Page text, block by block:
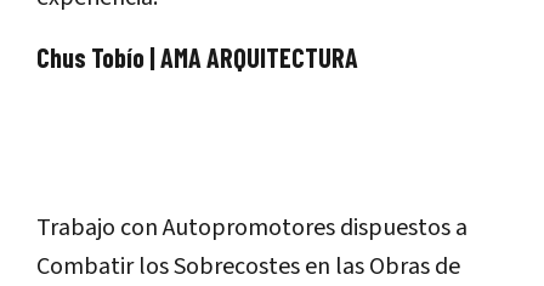
Chus Tobío | AMA ARQUITECTURA
Trabajo con Autopromotores dispuestos a
Combatir los Sobrecostes en las Obras de